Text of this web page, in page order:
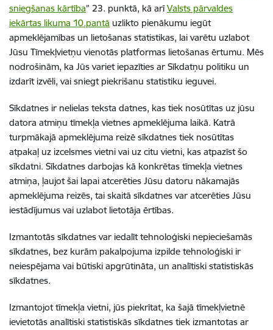
sniegšanas kārtība” 23. punktā, kā arīValsts pārvaldes
iekārtas likuma 10.pantā uzlikto pienākumu iegūt
apmeklējamības un lietošanas statistikas, lai varētu uzlabot
Jūsu Tīmekļvietņu vienotās platformas lietošanas ērtumu. Mēs
nodrošinām, ka Jūs variet iepazīties ar Sīkdatņu politiku un
izdarīt izvēli, vai sniegt piekrišanu statistiku ieguvei.
Sīkdatnes ir nelielas teksta datnes, kas tiek nosūtītas uz jūsu
datora atmiņu tīmekļa vietnes apmeklējuma laikā. Katrā
turpmākajā apmeklējuma reizē sīkdatnes tiek nosūtītas
atpakaļ uz izcelsmes vietni vai uz citu vietni, kas atpazīst šo
sīkdatni. Sīkdatnes darbojas kā konkrētas tīmekļa vietnes
atmiņa, ļaujot šai lapai atcerēties Jūsu datoru nākamajās
apmeklējuma reizēs, tai skaitā sīkdatnes var atcerēties Jūsu
iestādījumus vai uzlabot lietotāja ērtības.
Izmantotās sīkdatnes var iedalīt tehnoloģiski nepieciešamās
sīkdatnes, bez kurām pakalpojuma izpilde tehnoloģiski ir
neiespējama vai būtiski apgrūtināta, un analītiski statistiskās
sīkdatnes.
Izmantojot tīmekļa vietni, jūs piekrītat, ka šajā tīmekļvietnē
ievietotās analītiski statistiskās sīkdatnes tiek izmantotas ar